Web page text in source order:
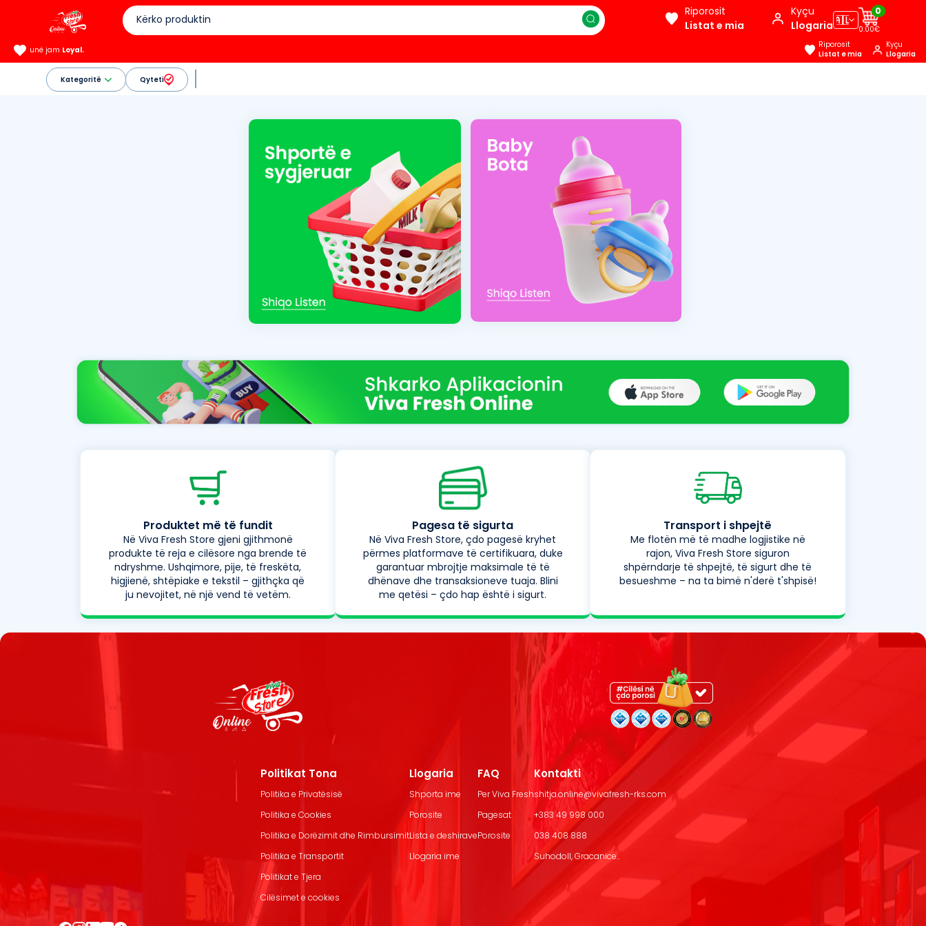
Riporosit
Listat e mia
Kyçu
Llogaria🇦🇱
0
0.00€
unë jam Loyal.
Riporosit
Listat e mia
Kyçu
Llogaria
Kategoritë Qyteti
Produktet më të fundit
Në Viva Fresh Store gjeni gjithmonë
produkte të reja e cilësore nga brende të
ndryshme. Ushqimore, pije, të freskëta,
higjienë, shtëpiake e tekstil – gjithçka që
ju nevojitet, në një vend të vetëm.
Pagesa të sigurta
Në Viva Fresh Store, çdo pagesë kryhet
përmes platformave të certifikuara, duke
garantuar mbrojtje maksimale të të
dhënave dhe transaksioneve tuaja. Blini
me qetësi – çdo hap është i sigurt.
Transport i shpejtë
Me flotën më të madhe logjistike në
rajon, Viva Fresh Store siguron
shpërndarje të shpejtë, të sigurt dhe të
besueshme – na ta bimë n'derë t'shpisë!
Politikat Tona
Politika e Privatësisë
Politika e Cookies
Politika e Dorëzimit dhe Rimbursimit
Politika e Transportit
Politikat e Tjera
Cilësimet e cookies
Llogaria
Shporta ime
Porosite
Lista e deshirave
Llogaria ime
FAQ
Per Viva Fresh
Pagesat
Porosite
Kontakti
shitja.online@vivafresh-rks.com
+383 49 998 000
038 408 888
Suhodoll, Gracanice..